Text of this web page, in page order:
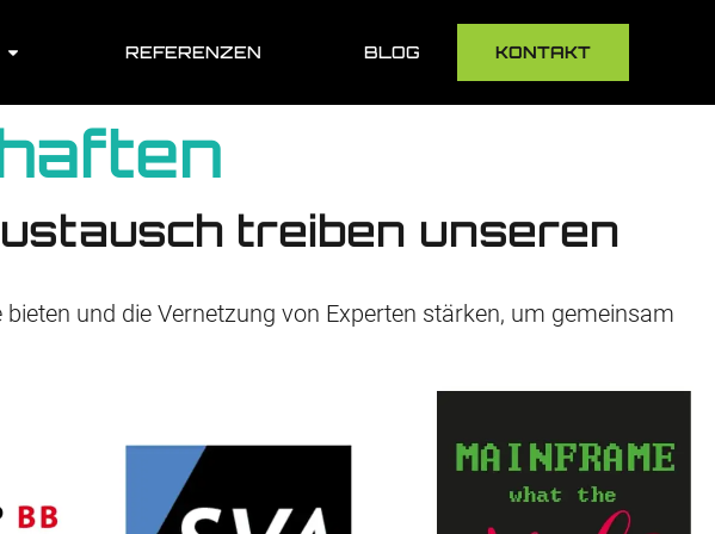
REFERENZEN BLOG KONTAKT
aften
treiben unseren
und die Vernetzung von Experten stärken, um gemeinsam